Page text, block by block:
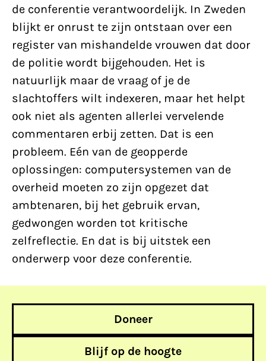
de conferentie verantwoordelijk. In Zweden
blijkt er onrust te zijn ontstaan over een
register van mishandelde vrouwen dat door
de politie wordt bijgehouden. Het is
natuurlijk maar de vraag of je de
slachtoffers wilt indexeren, maar het helpt
ook niet als agenten allerlei vervelende
commentaren erbij zetten. Dat is een
probleem. Eén van de geopperde
oplossingen: computersystemen van de
overheid moeten zo zijn opgezet dat
ambtenaren, bij het gebruik ervan,
gedwongen worden tot kritische
zelfreflectie. En dat is bij uitstek een
onderwerp voor deze conferentie.
Doneer
Blijf op de hoogte